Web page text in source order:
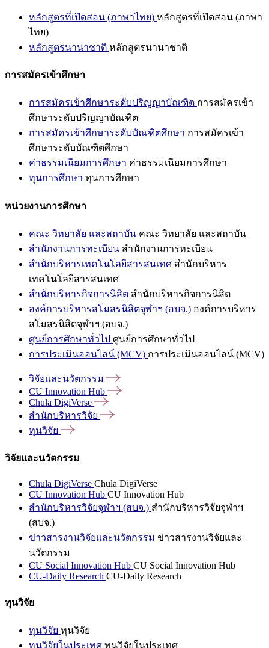
หลักสูตรที่เปิดสอน (ภาษาไทย) หลักสูตรที่เปิดสอน (ภาษา
ไทย)
หลักสูตรนานาชาติ หลักสูตรนานาชาติ
การสมัครเข้าศึกษา
การสมัครเข้าศึกษาระดับปริญญาบัณฑิต การสมัครเข้า
ศึกษาระดับปริญญาบัณฑิต
การสมัครเข้าศึกษาระดับบัณฑิตศึกษา การสมัครเข้า
ศึกษาระดับบัณฑิตศึกษา
ค่าธรรมเนียมการศึกษา ค่าธรรมเนียมการศึกษา
ทุนการศึกษา ทุนการศึกษา
หน่วยงานการศึกษา
คณะ วิทยาลัย และสถาบัน คณะ วิทยาลัย และสถาบัน
สำนักงานการทะเบียน สำนักงานการทะเบียน
สำนักบริหารเทคโนโลยีสารสนเทศ สำนักบริหาร
เทคโนโลยีสารสนเทศ
สำนักบริหารกิจการนิสิต สำนักบริหารกิจการนิสิต
องค์การบริหารสโมสรนิสิตจุฬาฯ (อบจ.) องค์การบริหาร
สโมสรนิสิตจุฬาฯ (อบจ.)
ศูนย์การศึกษาทั่วไป ศูนย์การศึกษาทั่วไป
การประเมินออนไลน์ (MCV) การประเมินออนไลน์ (MCV)
วิจัยและนวัตกรรม
CU Innovation Hub
Chula DigiVerse
สำนักบริหารวิจัย
ทุนวิจัย
วิจัยและนวัตกรรม
Chula DigiVerse Chula DigiVerse
CU Innovation Hub CU Innovation Hub
สำนักบริหารวิจัยจุฬาฯ (สบจ.) สำนักบริหารวิจัยจุฬาฯ
(สบจ.)
ข่าวสารงานวิจัยและนวัตกรรม ข่าวสารงานวิจัยและ
นวัตกรรม
CU Social Innovation Hub CU Social Innovation Hub
CU-Daily Research CU-Daily Research
ทุนวิจัย
ทุนวิจัย ทุนวิจัย
ทุนวิจัยในประเทศ ทุนวิจัยในประเทศ